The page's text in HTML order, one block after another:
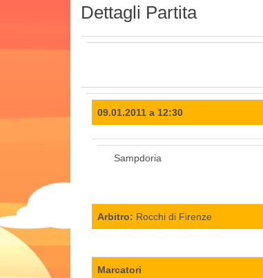
Dettagli Partita
09.01.2011 a 12:30
Sampdoria
Arbitro: Rocchi di Firenze
Marcatori